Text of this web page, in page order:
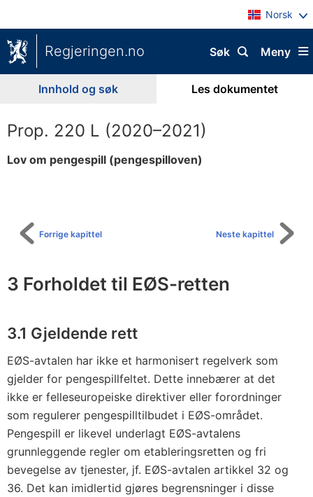
Norsk
Regjeringen.no Meny
Søk
Innhold og søk Les dokumentet
Prop. 220 L (2020–2021)
Lov om pengespill (pengespilloven)
Neste kapittel
Forrige kapittel
3 Forholdet til EØS-retten
3.1 Gjeldende rett
EØS-avtalen har ikke et harmonisert regelverk som
gjelder for pengespillfeltet. Dette innebærer at det
ikke er felleseuropeiske direktiver eller forordninger
som regulerer pengespilltilbudet i EØS-området.
Pengespill er likevel underlagt EØS-avtalens
grunnleggende regler om etableringsretten og fri
bevegelse av tjenester, jf. EØS-avtalen artikkel 32 og
36. Det kan imidlertid gjøres begrensninger i disse